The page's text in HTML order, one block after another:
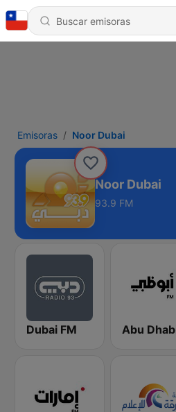
Emisoras Noor Dubai
Noor Dubai
93.9 FM
Dubai FM